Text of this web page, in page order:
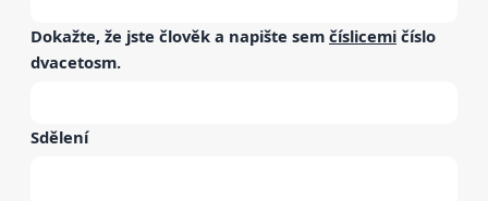
Dokažte, že jste člověk a napište sem číslicemi číslo
dvacetosm.
Sdělení